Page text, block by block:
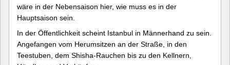
wäre in der Nebensaison hier, wie muss es in der
Hauptsaison sein.
In der Öffentlichkeit scheint Istanbul in Männerhand zu sein.
Angefangen vom Herumsitzen an der Straße, in den
Teestuben, dem Shisha-Rauchen bis zu den Kellnern,